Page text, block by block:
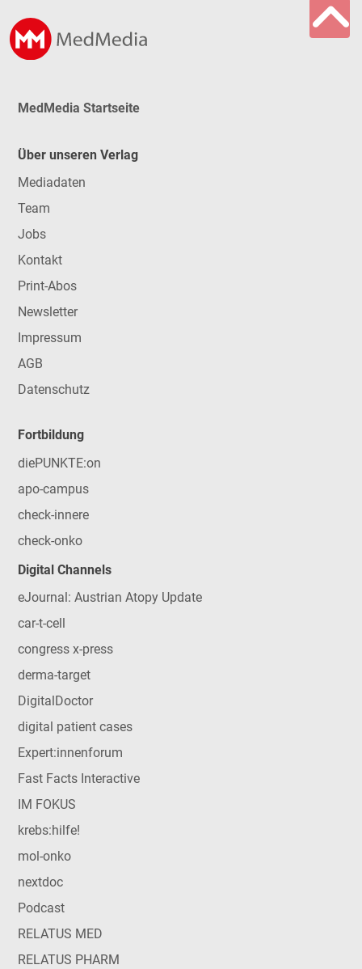
MedMedia Startseite
Über unseren Verlag
Mediadaten
Team
Jobs
Kontakt
Print-Abos
Newsletter
Impressum
AGB
Datenschutz
Fortbildung
diePUNKTE:on
apo-campus
check-innere
check-onko
Digital Channels
eJournal: Austrian Atopy Update
car-t-cell
congress x-press
derma-target
DigitalDoctor
digital patient cases
Expert:innenforum
Fast Facts Interactive
IM FOKUS
krebs:hilfe!
mol-onko
nextdoc
Podcast
RELATUS MED
RELATUS PHARM